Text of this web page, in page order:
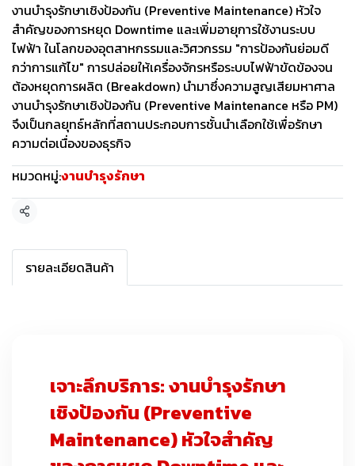
งานบำรุงรักษาเชิงป้องกัน (Preventive Maintenance) หัวใจ
สำคัญของการหยุด Downtime และเพิ่มอายุการใช้งานระบบ
ไฟฟ้า ในโลกของอุตสาหกรรมและวิศวกรรม "การป้องกันย่อมดี
กว่าการแก้ไข" การปล่อยให้เครื่องจักรหรือระบบไฟฟ้าขัดข้องจน
ต้องหยุดการผลิต (Breakdown) นำมาซึ่งความสูญเสียมหาศาล
งานบำรุงรักษาเชิงป้องกัน (Preventive Maintenance หรือ PM)
จึงเป็นกลยุทธ์หลักที่สถานประกอบการชั้นนำเลือกใช้เพื่อรักษา
ความต่อเนื่องของธุรกิจ
หมวดหมู่:งานบำรุงรักษา
แชร์
รายละเอียดสินค้า
เจาะลึกบริการ: งานบำรุงรักษา
เชิงป้องกัน (Preventive
Maintenance) หัวใจสำคัญ